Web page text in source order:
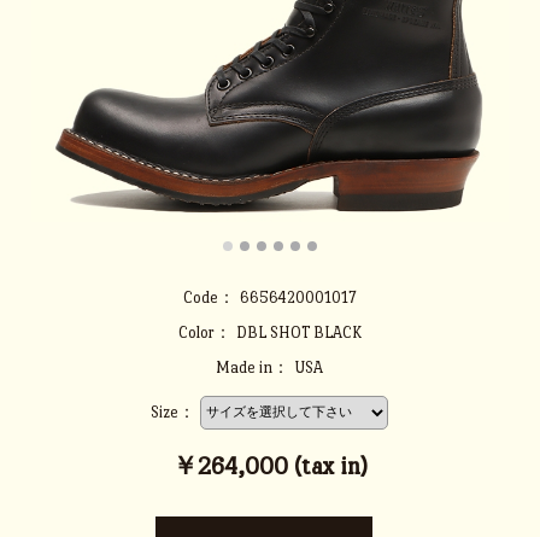
Code：
6656420001017
Color：
DBL SHOT BLACK
Made in：
USA
Size：
￥264,000 (tax in)